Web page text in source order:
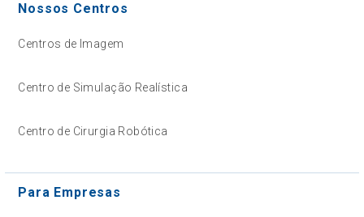
Nossos Centros
Centros de Imagem
Centro de Simulação Realística
Centro de Cirurgia Robótica
Para Empresas